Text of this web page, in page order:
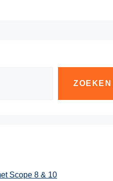
ZOEKEN
Scope 8 & 10